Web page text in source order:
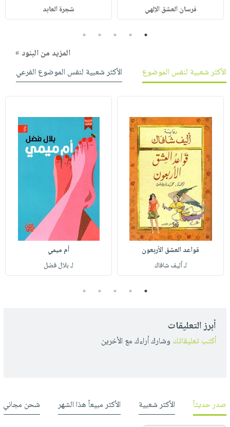
فرسان العشق الإلهي شجرة العابد
1
2
3
4
5
المزيد من البنود »
الأكثر شعبية لنفس الموضوع
الأكثر شعبية لنفس الموضوع الفرعي
قواعد العشق الأربعون
لـ أليف شافاك
أم ميمي
لـ بلال فضل
1
2
3
4
5
أبرز التعليقات
أكتب تعليقاتك وشارك أراءك مع الأخرين
صدر حديثاً الأكثر شعبية الأكثر مبيعاً هذا الشهر شحن مجاني